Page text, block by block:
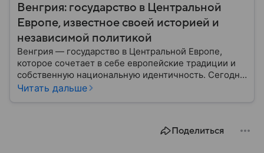
Венгрия: государство в Центральной
Европе, известное своей историей и
независимой политикой
Венгрия — государство в Центральной Европе,
которое сочетает в себе европейские традиции и
собственную национальную идентичность. Сегодня
страна играет заметную роль в политике ЕС, а ее
Читать дальше
Поделиться